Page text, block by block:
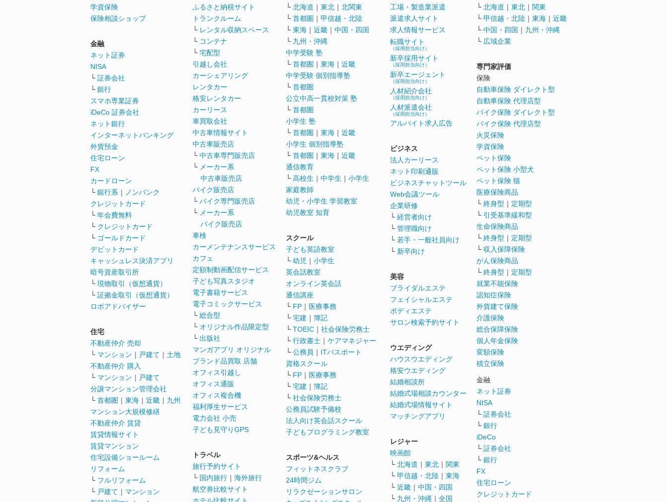
学資保険
保険相談ショップ
金融
ネット証券
NISA
└ 証券会社
└ 銀行
スマホ専業証券
iDeCo 証券会社
ネット銀行
インターネットバンキング
外貨預金
住宅ローン
FX
カードローン
└ 銀行系 ｜
ノンバンク
クレジットカード
└ 年会費無料
└ クレジットカード
└ ゴールドカード
デビットカード
キャッシュレス決済アプリ
暗号資産取引所
└ 現物取引（仮想通貨）
└ 証拠金取引（仮想通貨）
ロボアドバイザー
住宅
不動産仲介 売却
└ マンション ｜ 戸建て ｜ 土地
不動産仲介 購入
└ マンション ｜ 戸建て
分譲マンション管理会社
└ 首都圏 ｜ 東海 ｜ 近畿 ｜ 九州
マンション大規模修繕
不動産仲介 賃貸
賃貸情報サイト
賃貸マンション
住宅設備ショールーム
リフォーム
└ フルリフォーム
└ 戸建て ｜ マンション
ふるさと納税サイト
トランクルーム
└ レンタル収納スペース
└ コンテナ
└ 宅配型
引越し会社
カーシェアリング
レンタカー
格安レンタカー
カーリース
車買取会社
中古車情報サイト
中古車販売店
└ 中古車専門販売店
└ メーカー系
中古車販売店
バイク販売店
└ バイク専門販売店
└ メーカー系
バイク販売店
車検
カーメンテナンスサービス
カフェ
定額制動画配信サービス
子ども写真スタジオ
電子書籍サービス
電子コミックサービス
└ 総合型
└ オリジナル作品限定型
└ 出版社
マンガアプリ オリジナル
ブランド品買取 店舗
オフィス引越し
オフィス通販
オフィス複合機
福利厚生サービス
電力会社 小売
子ども見守りGPS
トラベル
旅行予約サイト
└ 国内旅行 ｜ 海外旅行
航空券比較サイト
└ 北海道 ｜ 東北 ｜ 北関東
└ 首都圏 ｜ 甲信越・北陸
└ 東海 ｜ 近畿 ｜ 中国・四国
└ 九州・沖縄
中学受験 塾
└ 首都圏 ｜ 東海 ｜ 近畿
中学受験 個別指導塾
└ 首都圏
公立中高一貫校対策 塾
└ 首都圏
小学生 塾
└ 首都圏 ｜ 東海 ｜ 近畿
小学生 個別指導塾
└ 首都圏 ｜ 東海 ｜ 近畿
通信教育
└ 高校生 ｜ 中学生 ｜ 小学生
家庭教師
幼児・小学生 学習教室
幼児教室 知育
スクール
子ども英語教室
└ 幼児 ｜ 小学生
英会話教室
オンライン英会話
通信講座
└ FP ｜ 医療事務
└ 宅建 ｜ 簿記
└ TOEIC ｜ 社会保険労務士
└ 行政書士 ｜ ケアマネジャー
└ 公務員 ｜ ITパスポート
資格スクール
└ FP ｜ 医療事務
└ 宅建 ｜ 簿記
└ 社会保険労務士
公務員試験予備校
法人向け英会話スクール
子どもプログラミング教室
スポーツ&ヘルス
フィットネスクラブ
24時間ジム
リラクゼーションサロン
工場・製造業派遣
派遣求人サイト
求人情報サービス
転職サイト
（採用担当向け）
新卒採用サイト
（採用担当向け）
新卒エージェント
（採用担当向け）
人材紹介会社
（採用担当向け）
人材派遣会社
（採用担当向け）
アルバイト求人広告
ビジネス
法人カーリース
ネット印刷通販
ビジネスチャットツール
Web会議ツール
企業研修
└ 経営者向け
└ 管理職向け
└ 若手・一般社員向け
└ 新卒向け
美容
ブライダルエステ
フェイシャルエステ
ボディエステ
サロン検索予約サイト
ウエディング
ハウスウエディング
格安ウエディング
結婚相談所
結婚式場相談カウンター
結婚式場情報サイト
マッチングアプリ
レジャー
映画館
└ 北海道 ｜ 東北 ｜ 関東
└ 甲信越・北陸 ｜ 東海
└ 近畿 ｜ 中国・四国
└ 九州・沖縄 ｜ 全国
└ 北海道 ｜ 東北 ｜ 関東
└ 甲信越・北陸 ｜ 東海 ｜ 近畿
└ 中国・四国 ｜ 九州・沖縄
└ 広域企業
専門家評価
保険
自動車保険 ダイレクト型
自動車保険 代理店型
バイク保険 ダイレクト型
バイク保険 代理店型
火災保険
学資保険
ペット保険
ペット保険 小型犬
ペット保険 猫
医療保険商品
└ 終身型 ｜ 定期型
└ 引受基準緩和型
生命保険商品
└ 終身型 ｜ 定期型
└ 収入保障保険
がん保険商品
└ 終身型 ｜ 定期型
就業不能保険
認知症保険
外貨建て保険
介護保険
総合保障保険
個人年金保険
変額保険
積立保険
金融
ネット証券
NISA
└ 証券会社
└ 銀行
iDeCo
└ 証券会社
└ 銀行
FX
住宅ローン
クレジットカード